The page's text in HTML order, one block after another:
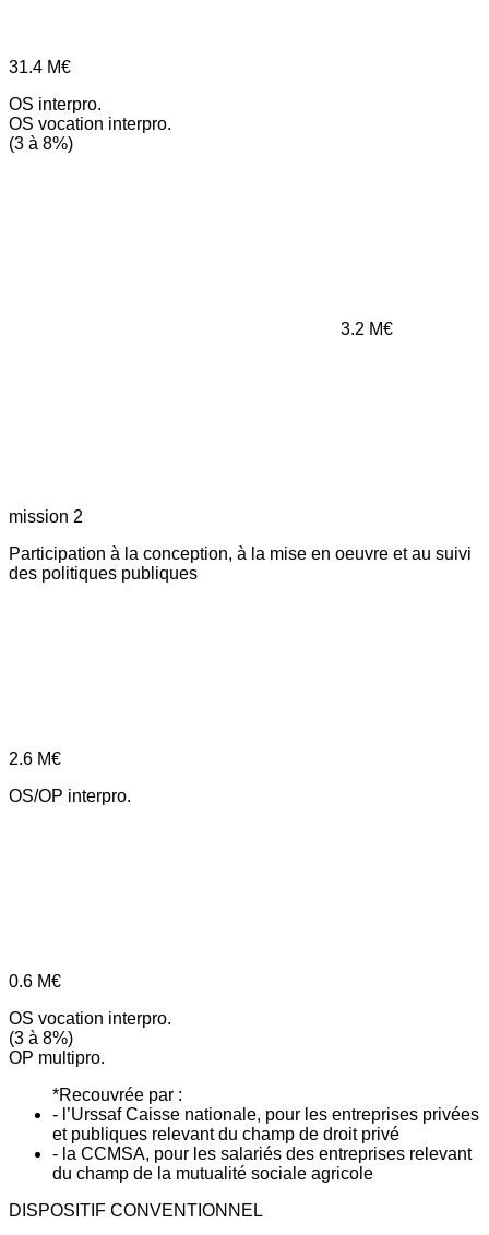
31.4 M€
OS interpro.
OS vocation interpro.
(3 à 8%)
3.2 M€
mission 2
Participation à la conception, à la mise en oeuvre et au suivi
des politiques publiques
2.6 M€
OS/OP interpro.
0.6 M€
OS vocation interpro.
(3 à 8%)
OP multipro.
*Recouvrée par :
- l’Urssaf Caisse nationale, pour les entreprises privées
et publiques relevant du champ de droit privé
- la CCMSA, pour les salariés des entreprises relevant
du champ de la mutualité sociale agricole
DISPOSITIF CONVENTIONNEL